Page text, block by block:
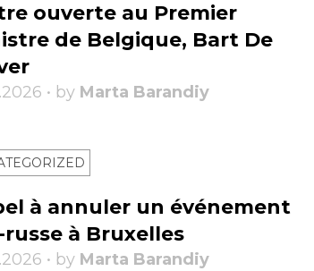
ouverte au Premier
de Belgique, Bart De
• by Marta Barandiy
à annuler un événement
à Bruxelles
• by Marta Barandiy